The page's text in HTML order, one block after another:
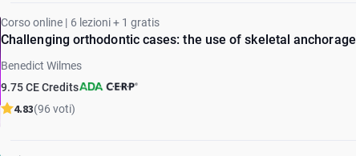
Corso online | 6 lezioni + 1 gratis
Challenging orthodontic cases: the use of skeletal anchorage
Benedict Wilmes
9.75 CE Credits
4.83(96 voti)